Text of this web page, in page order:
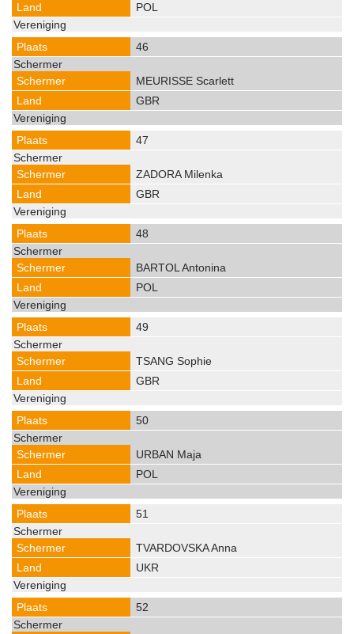
POL
46
MEURISSE Scarlett
GBR
47
ZADORA Milenka
GBR
48
BARTOL Antonina
POL
49
TSANG Sophie
GBR
50
URBAN Maja
POL
51
TVARDOVSKA Anna
UKR
52